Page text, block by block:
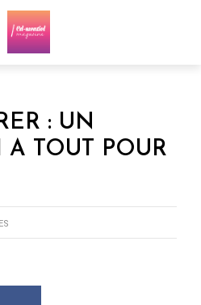
: UN
TOUT POUR